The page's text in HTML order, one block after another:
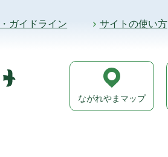
ガイドライン サイトの使い方
ながれやまマップ